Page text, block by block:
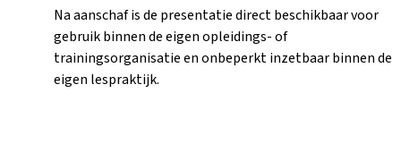
Na aanschaf is de presentatie direct beschikbaar voor
gebruik binnen de eigen opleidings- of
trainingsorganisatie en onbeperkt inzetbaar binnen de
eigen lespraktijk.